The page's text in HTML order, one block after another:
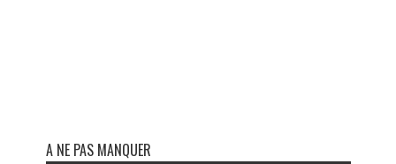
A NE PAS MANQUER